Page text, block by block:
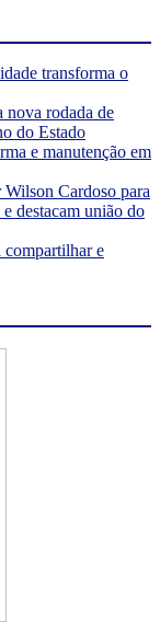
transforma o
nova rodada de
do Estado
e manutenção em
Cardoso para
destacam união do
compartilhar e